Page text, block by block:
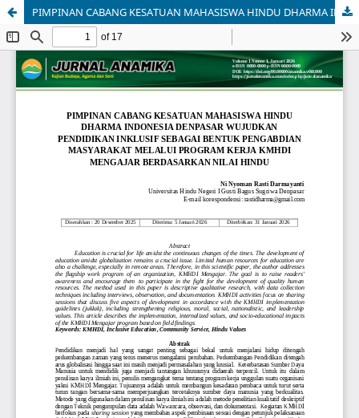
PIMPINAN CABANG KESATUAN MAHASISWA HINDU DHARMA INDONESIA DENPASAR WUJUDKAN PENDIDIKAN INKLUSIF SEBAGAI BENTUK PENGABDIAN MASYARAKAT MELALUI PROGRAM KERJA KMHDI MENGAJAR BERDASARKAN NILAI HINDU